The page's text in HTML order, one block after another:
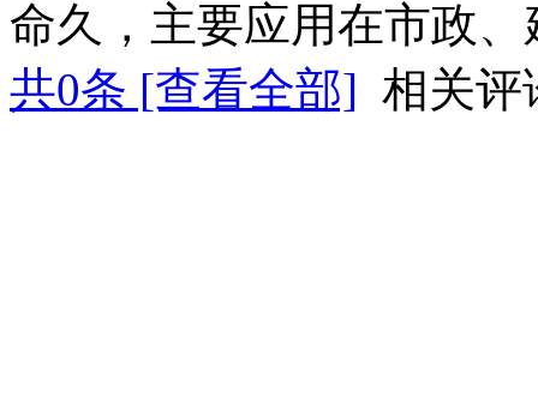
命久，主要应用在市政
共0条 [查看全部] 相关评